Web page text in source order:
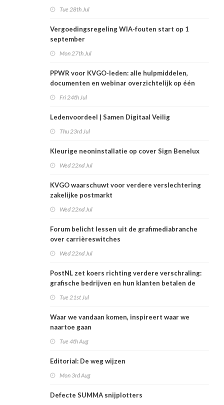
Tue 28th Jul
Vergoedingsregeling WIA-fouten start op 1
september
Mon 27th Jul
PPWR voor KVGO-leden: alle hulpmiddelen,
documenten en webinar overzichtelijk op één
Fri 24th Jul
Ledenvoordeel | Samen Digitaal Veilig
Thu 23rd Jul
Kleurige neoninstallatie op cover Sign Benelux
Wed 22nd Jul
KVGO waarschuwt voor verdere verslechtering
zakelijke postmarkt
Wed 22nd Jul
Forum belicht lessen uit de grafimediabranche
over carrièreswitches
Wed 22nd Jul
PostNL zet koers richting verdere verschraling:
grafische bedrijven en hun klanten betalen de
Tue 21st Jul
Waar we vandaan komen, inspireert waar we
naartoe gaan
Tue 4th Aug
Editorial: De weg wijzen
Mon 3rd Aug
Defecte SUMMA snijplotters